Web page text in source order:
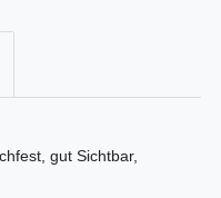
gut Sichtbar,